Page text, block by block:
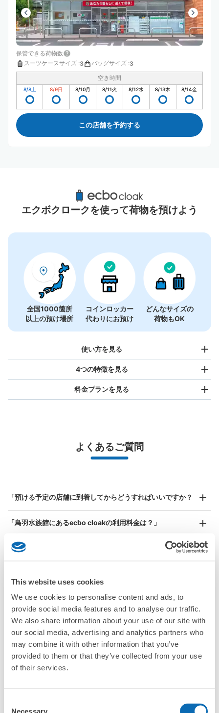
This website uses cookies
We use cookies to personalise content and ads, to
provide social media features and to analyse our traffic.
We also share information about your use of our site with
our social media, advertising and analytics partners who
may combine it with other information that you’ve
provided to them or that they’ve collected from your use
of their services.
Necessary
保管できる荷物数
スーツケースサイズ :3 バッグサイズ :3
空き時間
8/8土 8/9日 8/10月 8/11火 8/12水 8/13木 8/14金
この店舗を予約する
鳥羽水族館周辺のおすすめコインロッカー
0件
エクボクロークを使って荷物を預けよう
全国1000箇所
以上の預け場所
コインロッカー
代わりにお預け
どんなサイズの
荷物もOK
使い方を見る
スマホからお店と日時を
指定して事前予約
撮ってもらいチェックイン完了
4つの特徴を見る
全国1,000箇所以上と提携
アクセスの良い駅ナカ店舗や24時間営業店舗等も多数提携しています
料金プランを見る
最大辺が45cm未満の大きさのお荷物（リュック、ハンド
バッグ、お手荷物など）
¥800/ 日
器、ベビーカーなど）
よくあるご質問
「預ける予定の店舗に到着してからどうすればいいですか？
「鳥羽水族館にあるecbo cloakの利用料金は？」
「荷物がなくなったり、盗まれたりはしないのですか？」
「荷物を引き取る時は、どうすればいいですか？」
「どこに荷物は保管されるのですか？」
「鳥羽水族館でベビーカーや大型スポーツ用品、楽器類を預
かってもらえる場所はありますか？」
「鳥羽水族館にあるコインロッカーなどと何が違うサービス